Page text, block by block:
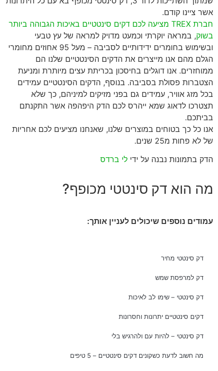
עמודים נוספים שיכולים לעניין אותך:
דק סינטטי מחיר
דק למרפסת שמש
דק סינטטי – שימו לב לאיכות
דקים סינטטיים יתרונות וחסרונות
דק סינטטי – להיות עם ולהרגיש בלי
מה חשוב לדעת כשקונים דקים סינטטיים – 5 טיפים
אשר ציינו קודם.
חברת TREX מציעה לכם דקים סינטטיים באיכות הגבוהה ביותר
בשוק, במראה יוקרתי וכמעט מדויק למראה של עץ טבעי
ובשימוש בחומרים ידידותיים לסביבה – מעל 95 אחוזים מחומרי
הגלם מהם אנו מייצרים את הדקים הסינטטיים שלנו הם
ממוחזרים. אנו דוגלים בחיסכון בכריתת עצים מיותרת ומניעת
הצטברות פסולת בסביבה. בנוסף, הדקים הסינטטיים עמידים
בכל מזג אוויר, עמידים גם בפני מזיקים למיניהם, כך שלא
תצטרכו לדאוג שמא ייהרס לכם הדק היפהפה אשר התקנתם
בביתכם.
אנו כל כך בטוחים במוצרים שלנו, שאנחנו מציעים לכם אחריות
של לא פחות מ25 שנים.
הדק בתמונות נבנה על ידי לי ברדס
מה הוא דק סינטטי מכופף?